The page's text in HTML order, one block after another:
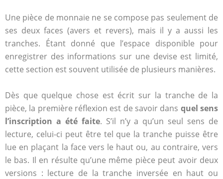
Une pièce de monnaie ne se compose pas seulement de
ses deux faces (avers et revers), mais il y a aussi les
tranches. Étant donné que l’espace disponible pour
enregistrer des informations sur une devise est limité,
cette section est souvent utilisée de plusieurs manières.
Dès que quelque chose est écrit sur la tranche de la
pièce, la première réflexion est de savoir dans quel sens
l’inscription a été faite. S’il n’y a qu’un seul sens de
lecture, celui-ci peut être tel que la tranche puisse être
lue en plaçant la face vers le haut ou, au contraire, vers
le bas. Il en résulte qu’une même pièce peut avoir deux
versions : lecture de la tranche inversée en haut ou